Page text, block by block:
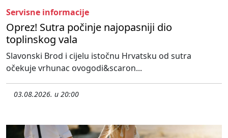
Servisne informacije
Oprez! Sutra počinje najopasniji dio
toplinskog vala
Slavonski Brod i cijelu istočnu Hrvatsku od sutra
očekuje vrhunac ovogodi&scaron...
03.08.2026. u 20:00